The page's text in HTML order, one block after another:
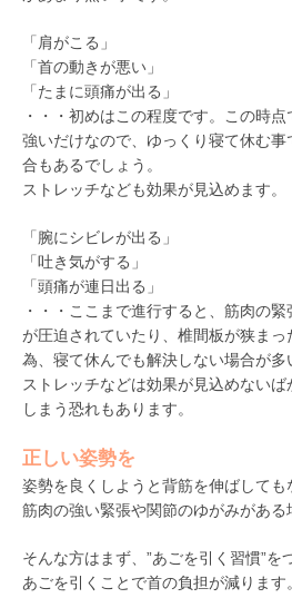
「肩がこる」
「首の動きが悪い」
「たまに頭痛が出る」
・・・初めはこの程度です。この時
強いだけなので、ゆっくり寝て休む
合もあるでしょう。
ストレッチなども効果が見込めます。
「腕にシビレが出る」
「吐き気がする」
「頭痛が連日出る」
・・・ここまで進行すると、筋肉の
が圧迫されていたり、椎間板が狭ま
為、寝て休んでも解決しない場合が多
ストレッチなどは効果が見込めない
しまう恐れもあります。
正しい姿勢を
姿勢を良くしようと背筋を伸ばしても
筋肉の強い緊張や関節のゆがみがある
そんな方はまず、”あごを引く習慣”を
あごを引くことで首の負担が減りま